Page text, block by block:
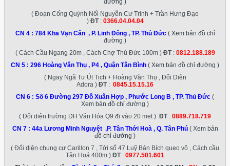
đường )
( Đoạn Cống Quỳnh Nối Nguyễn Cư Trinh + Trần Hưng Đạo
) ĐT: 0366.04.04.04
CN 4 : 784 Kha Vạn Cân , P. Linh Đông , TP. Thủ Đức( Xem bản đồ chỉ
đường )
( Cách Cầu Ngang 20m , Cách Chợ Thủ Đức 100m ) ĐT: 0812.188.189
CN 5 : 296 Hoàng Văn Thụ , P4 , Quận Tân Bình ( Xem bản đồ chỉ đường )
( Ngay Ngã Tư Út Tịch + Hoàng Văn Thụ , Đối Diện
Adora ) ĐT: 0845.15.15.16
CN 6 : Số 6 Đường 297 Đỗ Xuân Hợp , Phước Long B , TP. Thủ Đức (
Xem bản đồ chỉ đường )
( Đối diện trường ĐH Văn Hóa Q9 đi vào 20 met ) ĐT: 0889.718.719
CN 7 : 44a Lương Minh Nguyệt ,P. Tân Thới Hoà , Q. Tân Phú ( Xem bản
đồ chỉ đường )
( Đối diện chung cư Carillon 7 , Tới số 47 Luỹ Bán Bích quẹo vô , Cách cầu
Tân Hoá 400m ) ĐT: 0977.501.601